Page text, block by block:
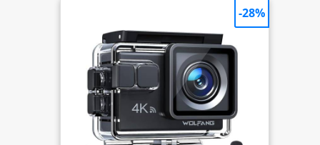
et stables, que vous fassiez du ski, de la plongée
avec tuba ou que vous poursuiviez votre chien
dans le jardin. 【Longue durée de vie de la
batterie】La caméra sport AKASO V50X est livrée
avec 2 piles rechargeables de 1350 mAh qui
prennent en charge l'enregistrement vidéo jusqu'à
180 minutes. De plus, le kit de 17 accessoires est
compatible avec la plupart des caméras sportives,
y compris GoPro. 【Angle de vue réglable】Vous
pouvez définir l'angle de vue de cette caméra
sport en fonction de vos besoins, entre 170°, 140°,
110° et 70°. En activant le calibrage de distorsion,
-28%